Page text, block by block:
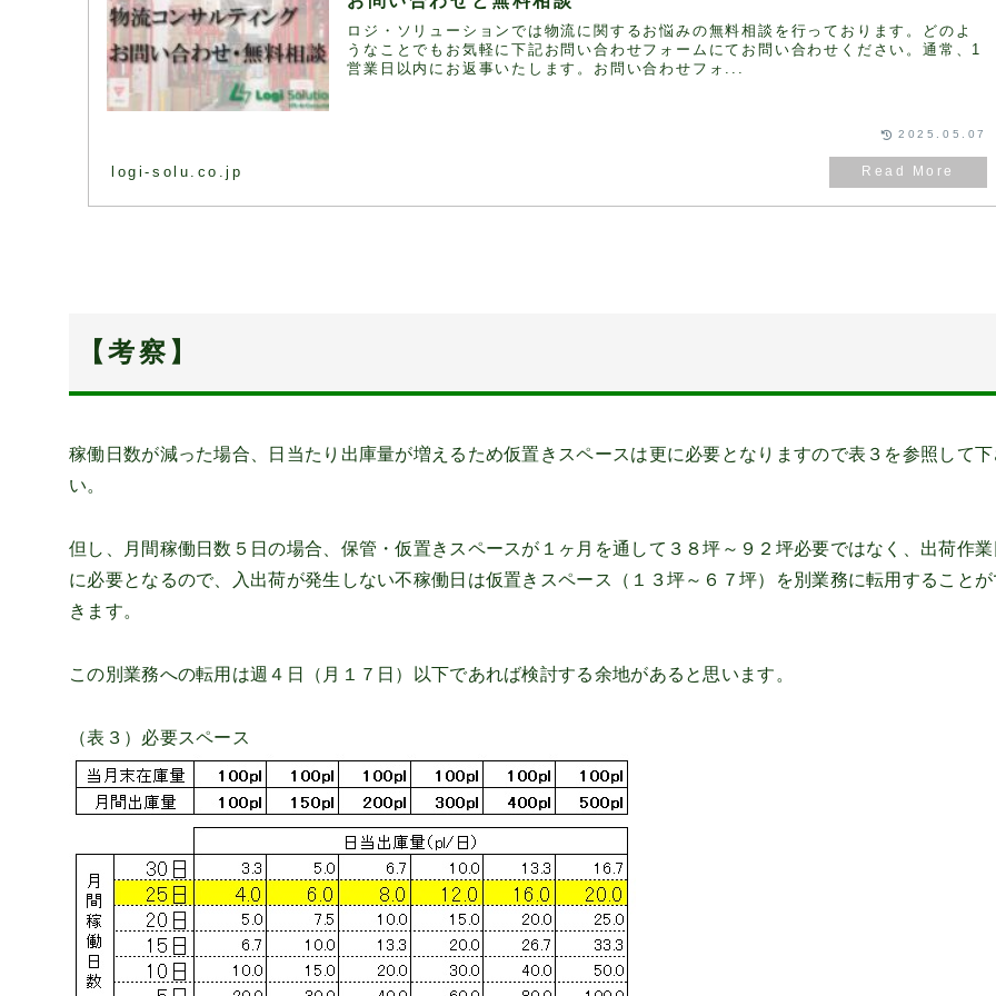
ロジ・ソリューションでは物流に関するお悩みの無料相談を行っております。どのよ
うなことでもお気軽に下記お問い合わせフォームにてお問い合わせください。通常、1
営業日以内にお返事いたします。お問い合わせフォ...
logi-solu.co.jp
2025.05.07
【考察】
稼働日数が減った場合、日当たり出庫量が増えるため仮置きスペースは更に必要となりますので表３を参照して
い。
但し、月間稼働日数５日の場合、保管・仮置きスペースが１ヶ月を通して３８坪～９２坪必要ではなく、出荷作
に必要となるので、入出荷が発生しない不稼働日は仮置きスペース（１３坪～６７坪）を別業務に転用すること
きます。
この別業務への転用は週４日（月１７日）以下であれば検討する余地があると思います。
（表３）必要スペース